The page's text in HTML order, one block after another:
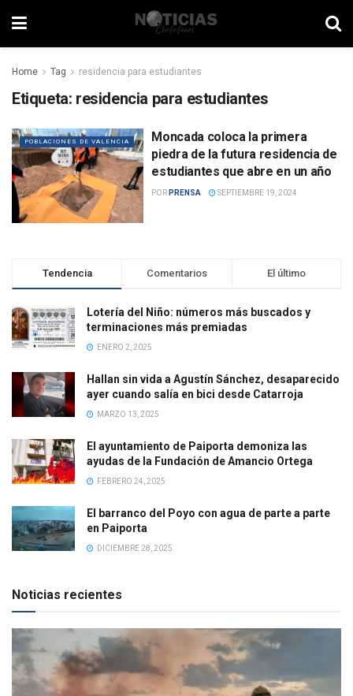
Home Tag residencia para estudiantes
Etiqueta: residencia para estudiantes
POBLACIONES DE VALENCIA
Moncada coloca la primera
piedra de la futura residencia de
estudiantes que abre en un año
POR PRENSA SEPTIEMBRE 19, 2024
Tendencia Comentarios El último
Lotería del Niño: números más buscados y
terminaciones más premiadas
ENERO 2, 2025
Hallan sin vida a Agustín Sánchez, desaparecido
ayer cuando salía en bici desde Catarroja
MARZO 13, 2025
El ayuntamiento de Paiporta demoniza las
ayudas de la Fundación de Amancio Ortega
FEBRERO 24, 2025
El barranco del Poyo con agua de parte a parte
en Paiporta
DICIEMBRE 28, 2025
Noticias recientes